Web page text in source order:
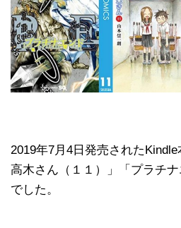
2019年7月4日発売された
高木さん（１１）」「プラチ
でした。